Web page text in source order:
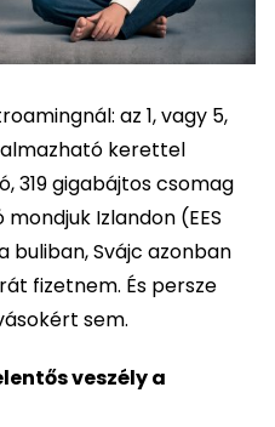
az 1, vagy 5,
kerettel
319 gigabájtos csomag
Izlandon (EES
buliban, Svájc azonban
fizetnem. És persze
sem.
veszély a